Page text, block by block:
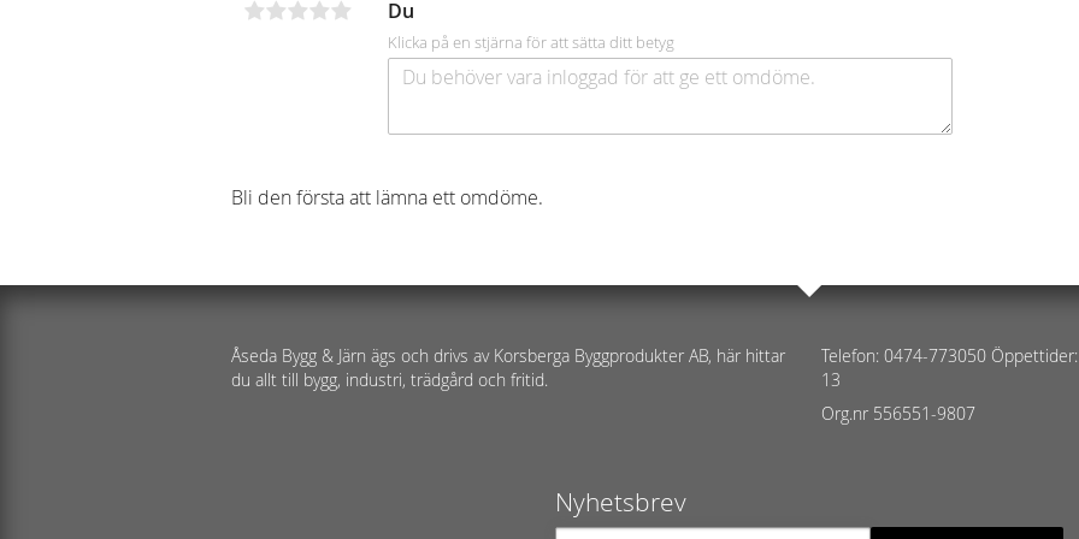
Du
Klicka på en stjärna för att sätta ditt betyg
Bli den första att lämna ett omdöme.
Åseda Bygg & Järn ägs och drivs av Korsberga Byggprodukter AB, här hittar
du allt till bygg, industri, trädgård och fritid.
Telefon: 0474-773050
13
Org.nr 556551-9807
Nyhetsbrev